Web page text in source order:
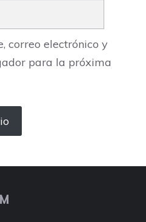
correo electrónico y
para la próxima